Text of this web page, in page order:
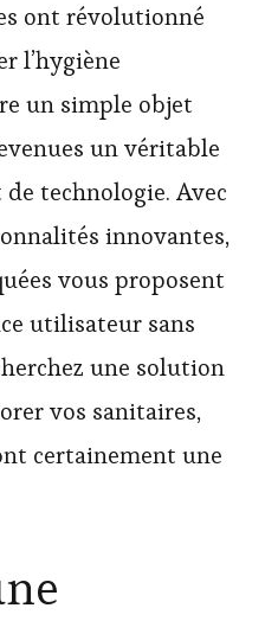
ont révolutionné
l’hygiène
un simple objet
un véritable
technologie. Avec
innovantes,
vous proposent
utilisateur sans
une solution
vos sanitaires,
certainement une